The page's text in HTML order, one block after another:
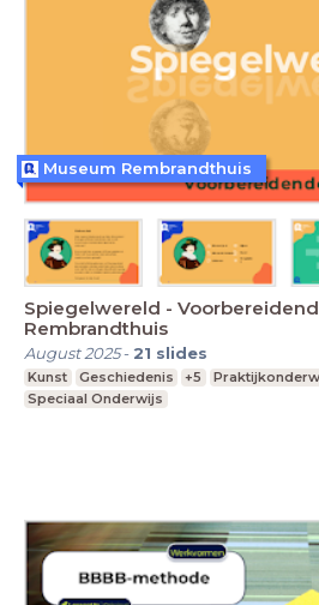
Spiegelwereld -
Rembrandthuis
August 2025- 21 slides
Kunst Geschiedenis +5
Speciaal Onderwijs
Museum Rembrandthuis